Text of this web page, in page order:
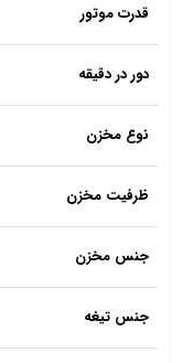
قدرت موتور
دور در دقیقه
نوع مخزن
ظرفیت مخزن
جنس مخزن
جنس تیغه